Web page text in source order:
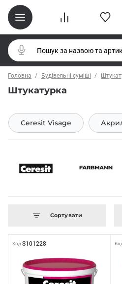
Головна Будівельні суміші
Штукатурка
Ceresit Visage
Сортувати
Код S101228